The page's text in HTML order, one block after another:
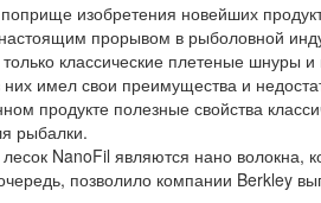
изобретения новейших
прорывом в рыболовной
классические плетеные шнуры
имел свои преимущества и
продукте полезные свойства
рыбалки.
NanoFil являются нано волокна,
позволило компании Berkley